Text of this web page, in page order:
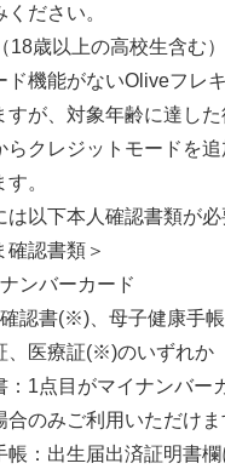
ださい。
歳以上の高校生含む
ド機能がないOliveフレ
すが、対象年齢に達し
らクレジットモードを
。
以下本人確認書類が必
確認書類＞
ンバーカード
認書(※)、母子健康手
、医療証(※)のいずれか
1点目がマイナンバー
のみご利用いただけま
：出生届出済証明書欄